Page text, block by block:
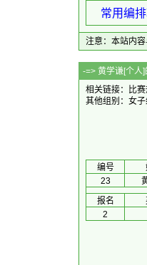
常用编
注意：本站内
-=> 黄学
相关链接：
比
其他组别： 女子
编号
23
报名
2